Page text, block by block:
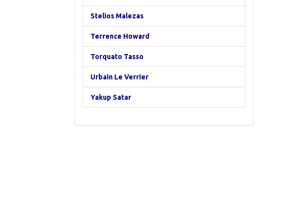
Stelios Malezas
Terrence Howard
Torquato Tasso
Urbain Le Verrier
Yakup Satar